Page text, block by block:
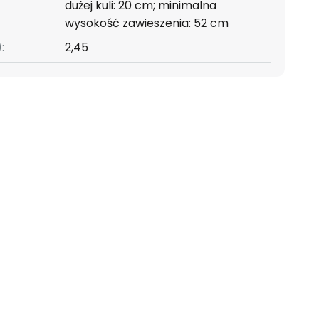
dużej kuli: 20 cm; minimalna
wysokość zawieszenia: 52 cm
2,45